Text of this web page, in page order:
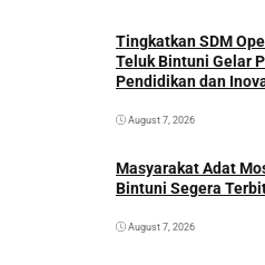
Tingkatkan SDM
Teluk Bintuni Gelar
August 7, 2026
Masyarakat Adat
Bintuni Segera
August 7, 2026